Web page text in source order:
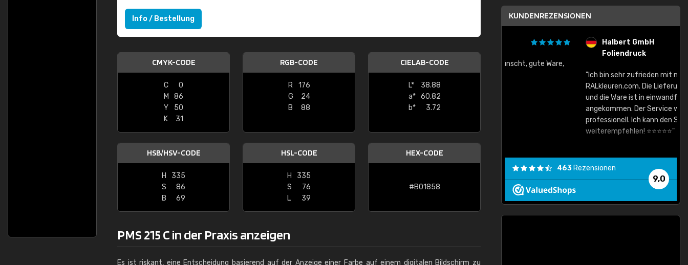
Info / Bestellung
CMYK-CODE
C
0
M
86
Y
50
K
31
RGB-CODE
R
176
G
24
B
88
CIELAB-CODE
L*
38.88
a*
60.82
b*
3.72
HSB/HSV-CODE
H
335
S
86
B
69
HSL-CODE
H
335
S
76
L
39
HEX-CODE
#B01858
PMS 215 C in der Praxis anzeigen
Es ist riskant, eine Entscheidung basierend auf der Anzeige einer Farbe auf einem digitalen Bildschirm zu
KUNDENREZENSIONEN
"Alles so, wie man es sich wünscht, gute Ware,
schnelle Lieferung."
Halbert GmbH
"Ich bin sehr zufrieden mit meinem Einkauf bei
RALkleuren.com. Die Lieferung war sehr schnell
und die Ware ist in einwandfreiem Zustand
angekommen. Der Service war zuverlässig und
professionell. Ich kann den Shop auf jeden Fall
weiterempfehlen! ⭐⭐⭐⭐⭐"
9,0
463 Rezensionen